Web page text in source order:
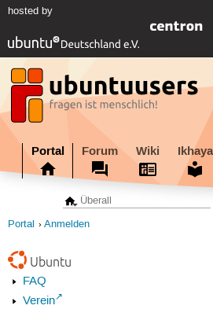
hosted by
Portal Forum Wiki Ikhaya
Portal Anmelden
Ubuntu
FAQ
Verein